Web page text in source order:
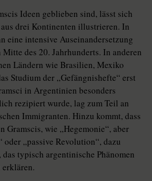
Ideen geblieben sind, lässt sich
drei Kontinenten illustrieren. In
eine intensive Auseinandersetzung
des 20. Jahrhunderts. In anderen
Ländern wie Brasilien, Mexiko
Studium der „Gefängnishefte“ erst
in Argentinien besonders
rezipiert wurde, lag zum Teil an
Immigranten. Hinzu kommt, dass
Gramscis, wie „Hegemonie“, aber
oder „passive Revolution“, dazu
typisch argentinische Phänomen
erklären.